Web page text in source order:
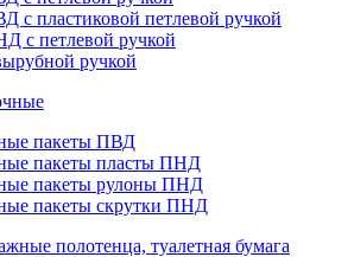
с пластиковой петлевой ручкой
с петлевой ручкой
ручкой
пакеты ПВД
пакеты пласты ПНД
пакеты рулоны ПНД
пакеты скрутки ПНД
полотенца, туалетная бумага